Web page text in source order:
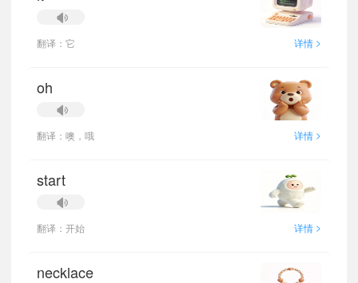
翻译：它 详情 >
oh
翻译：噢，哦 详情 >
start
翻译：开始 详情 >
necklace